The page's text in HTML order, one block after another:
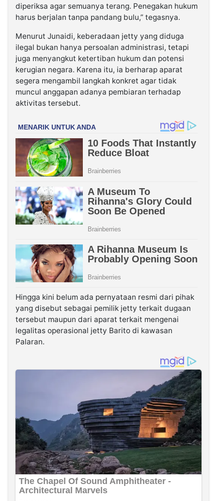
diperiksa agar semuanya terang. Penegakan hukum
harus berjalan tanpa pandang bulu,” tegasnya.
Menurut Junaidi, keberadaan jetty yang diduga
ilegal bukan hanya persoalan administrasi, tetapi
juga menyangkut ketertiban hukum dan potensi
kerugian negara. Karena itu, ia berharap aparat
segera mengambil langkah konkret agar tidak
muncul anggapan adanya pembiaran terhadap
aktivitas tersebut.
Hingga kini belum ada pernyataan resmi dari pihak
yang disebut sebagai pemilik jetty terkait dugaan
tersebut maupun dari aparat terkait mengenai
legalitas operasional jetty Barito di kawasan
Palaran.